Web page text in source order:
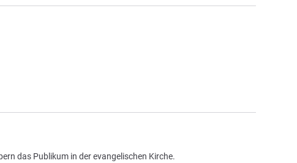
das Publikum in der evangelischen Kirche.